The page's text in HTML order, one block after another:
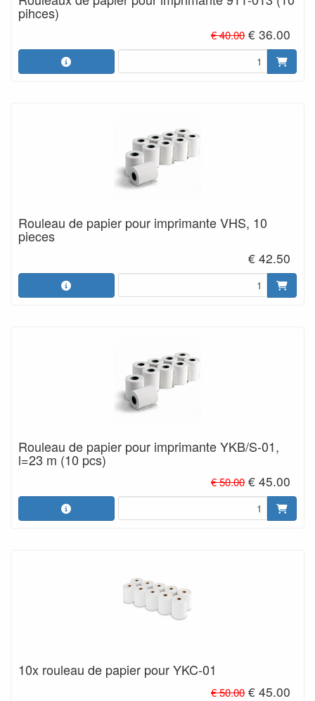
pihces)
€ 40.00 € 36.00
Rouleau de papier pour imprimante VHS, 10
pieces
€ 42.50
Rouleau de papier pour imprimante YKB/S-01,
l=23 m (10 pcs)
€ 50.00 € 45.00
10x rouleau de papier pour YKC-01
€ 50.00 € 45.00